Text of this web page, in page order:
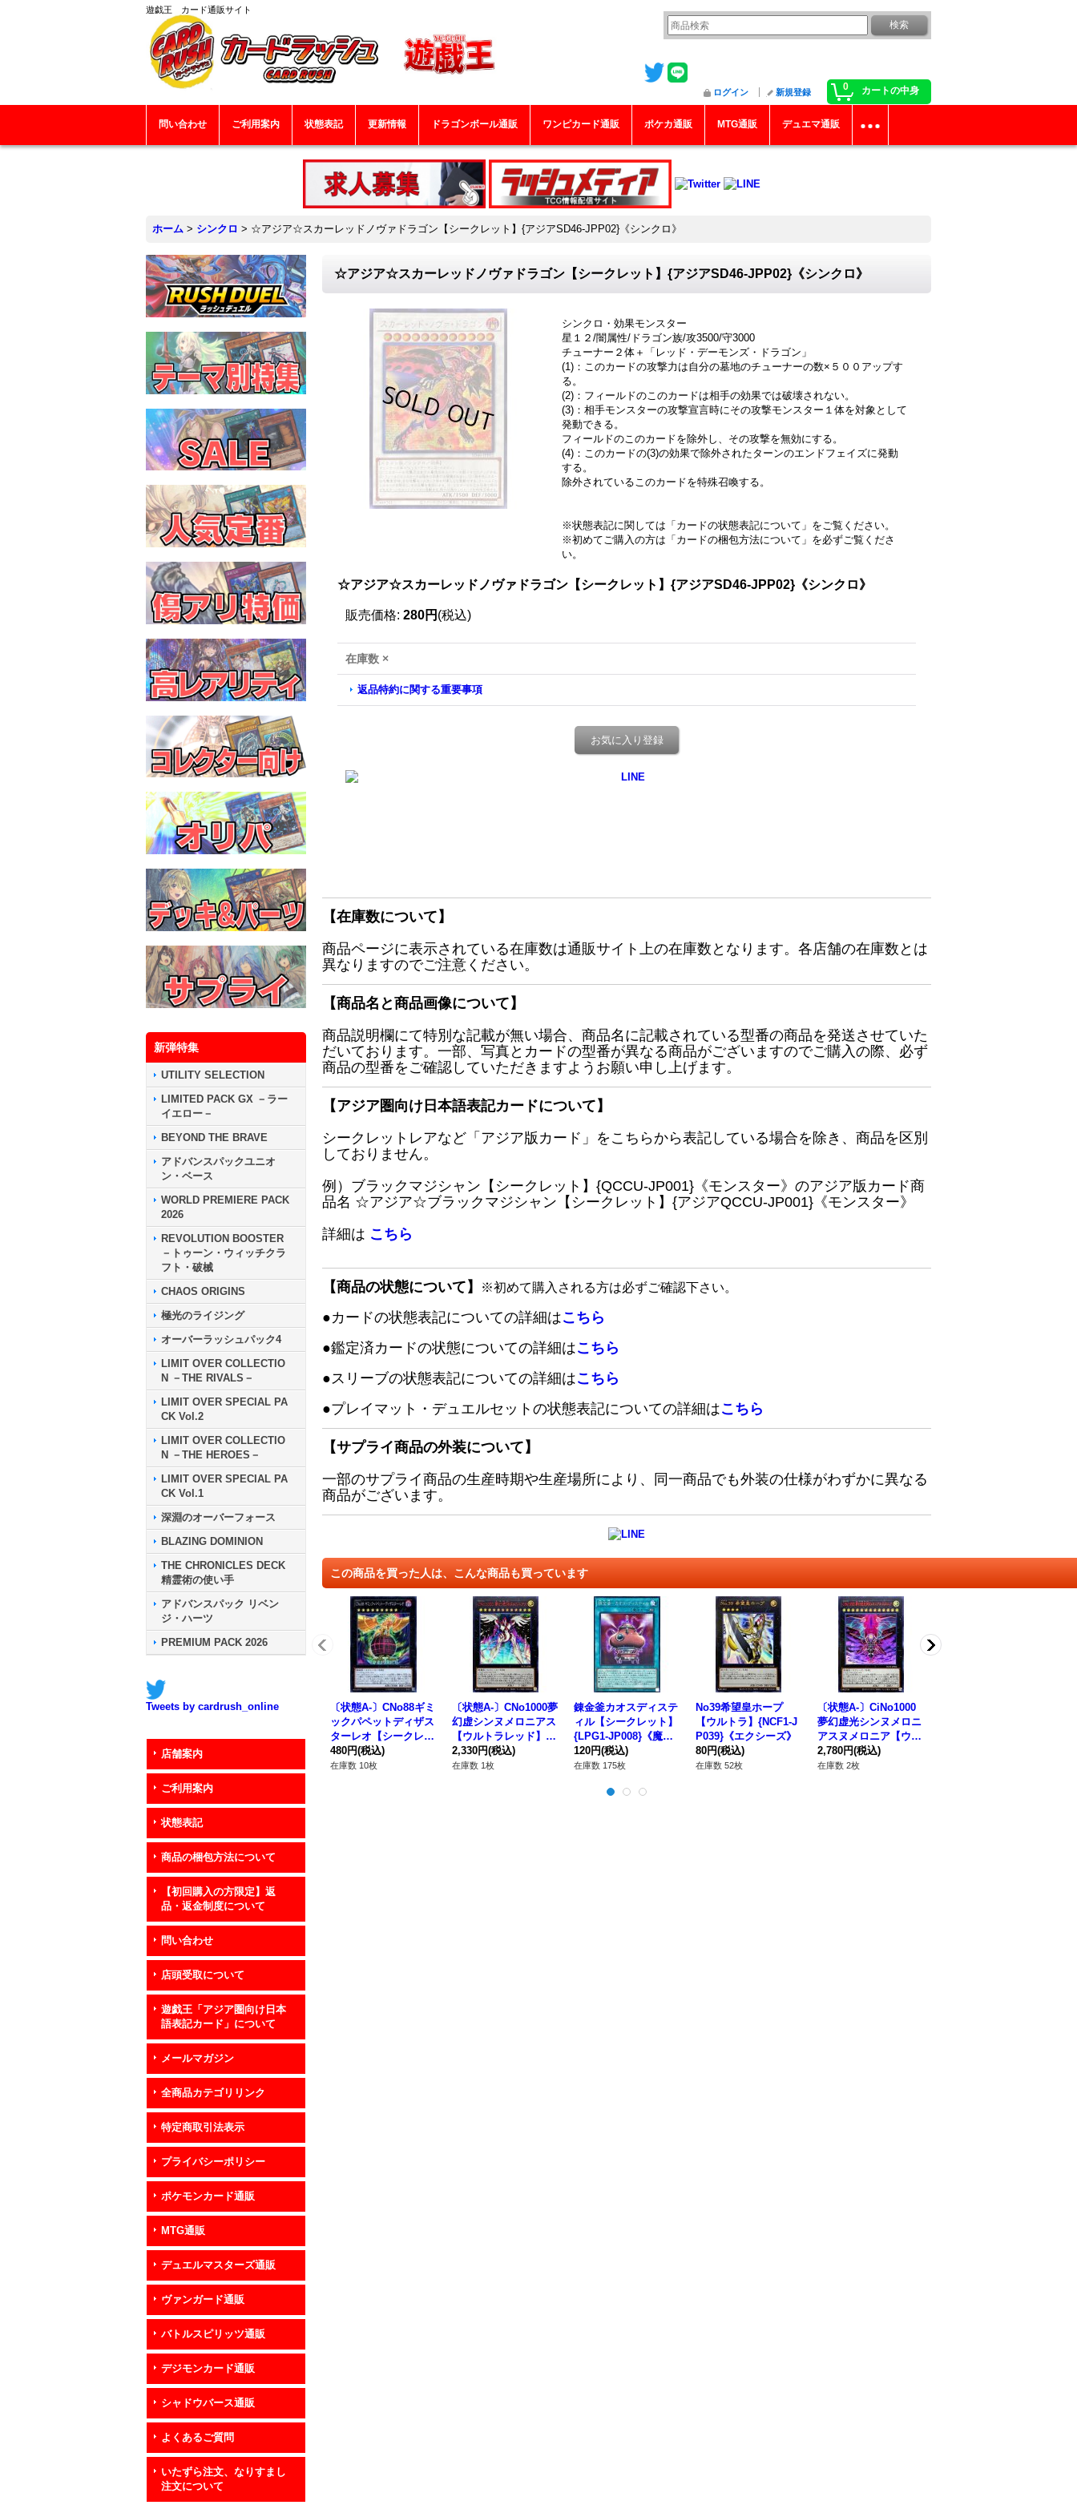
遊戯王 カード通販サイト
0 カートの中身
ログイン 新規登録
問い合わせ ご利用案内 状態表記 更新情報 ドラゴンボール通販 ワンピカード通販 ポケカ通販 MTG通販 デュエマ通販
ホーム > シンクロ > ☆アジア☆スカーレッドノヴァドラゴン【シークレット】{アジアSD46-JPP02}《シンクロ》
新弾特集
UTILITY SELECTION
LIMITED PACK GX －ラー
イエロー－
BEYOND THE BRAVE
アドバンスパックユニオ
ン・ベース
WORLD PREMIERE PACK
2026
REVOLUTION BOOSTER
－トゥーン・ウィッチクラ
フト・破械
CHAOS ORIGINS
極光のライジング
オーバーラッシュパック4
LIMIT OVER COLLECTIO
N －THE RIVALS－
LIMIT OVER SPECIAL PA
CK Vol.2
LIMIT OVER COLLECTIO
N －THE HEROES－
LIMIT OVER SPECIAL PA
CK Vol.1
深淵のオーバーフォース
BLAZING DOMINION
THE CHRONICLES DECK
精霊術の使い手
アドバンスパック リベン
ジ・ハーツ
PREMIUM PACK 2026
Tweets by cardrush_online
店舗案内
ご利用案内
状態表記
商品の梱包方法について
【初回購入の方限定】返
品・返金制度について
問い合わせ
店頭受取について
遊戯王「アジア圏向け日本
語表記カード」について
メールマガジン
全商品カテゴリリンク
特定商取引法表示
プライバシーポリシー
ポケモンカード通販
MTG通販
デュエルマスターズ通販
ヴァンガード通販
バトルスピリッツ通販
デジモンカード通販
シャドウバース通販
よくあるご質問
いたずら注文、なりすまし
注文について
☆アジア☆スカーレッドノヴァドラゴン【シークレット】{アジアSD46-JPP02}《シンクロ》
シンクロ・効果モンスター
星１２/闇属性/ドラゴン族/攻3500/守3000
チューナー２体＋「レッド・デーモンズ・ドラゴン」
(1)：このカードの攻撃力は自分の墓地のチューナーの数×５００アップす
る。
(2)：フィールドのこのカードは相手の効果では破壊されない。
(3)：相手モンスターの攻撃宣言時にその攻撃モンスター１体を対象として
発動できる。
フィールドのこのカードを除外し、その攻撃を無効にする。
(4)：このカードの(3)の効果で除外されたターンのエンドフェイズに発動
する。
除外されているこのカードを特殊召喚する。
※状態表記に関しては「 カードの状態表記について」をご覧ください。
※初めてご購入の方は「 カードの梱包方法について」を必ずご覧くださ
い。
☆アジア☆スカーレッドノヴァドラゴン【シークレット】{アジアSD46-JPP02}《シンクロ》
販売価格: 280円 (税込)
在庫数 ×
返品特約に関する重要事項
お気に入り登録
【在庫数について】
商品ページに表示されている在庫数は通販サイト上の在庫数となります。各店舗の在庫数とは
異なりますのでご注意ください。
【商品名と商品画像について】
商品説明欄にて特別な記載が無い場合、商品名に記載されている型番の商品を発送させていた
だいております。一部、写真とカードの型番が異なる商品がございますのでご購入の際、必ず
商品の型番をご確認していただきますようお願い申し上げます。
【アジア圏向け日本語表記カードについて】
シークレットレアなど「アジア版カード」をこちらから表記している場合を除き、商品を区別
しておりません。
例）ブラックマジシャン【シークレット】{QCCU-JP001}《モンスター》のアジア版カード商
品名 ☆アジア☆ブラックマジシャン【シークレット】{アジアQCCU-JP001}《モンスター》
詳細は こちら
【商品の状態について】 ※初めて購入される方は必ずご確認下さい。
●カードの状態表記についての詳細はこちら
●鑑定済カードの状態についての詳細はこちら
●スリーブの状態表記についての詳細はこちら
●プレイマット・デュエルセットの状態表記についての詳細はこちら
【サプライ商品の外装について】
一部のサプライ商品の生産時期や生産場所により、同一商品でも外装の仕様がわずかに異なる
商品がございます。
この商品を買った人は、こんな商品も買っています
〔状態A-〕CNo88ギミ
ックパペットディザス
ターレオ【シークレッ
ト】{PP16-JP012}
《エクシーズ》
480円(税込)
在庫数 10枚
〔状態A-〕CNo1000夢
幻虚シンヌメロニアス
【ウルトラレッド】{N
CF1-JPS01}《エクシ
ーズ》
2,330円(税込)
在庫数 1枚
錬金釜カオスディステ
ィル【シークレット】
{LPG1-JP008}《魔
法》
120円(税込)
在庫数 175枚
No39希望皇ホープ
【ウルトラ】{NCF1-J
P039}《エクシーズ》
80円(税込)
在庫数 52枚
〔状態A-〕CiNo1000
夢幻虚光シンヌメロニ
アスヌメロニア【ウル
トラレッド】{NCF1-J
PS02}《エクシーズ》
2,780円(税込)
在庫数 2枚